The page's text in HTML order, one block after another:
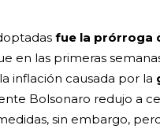
fue la prórroga
en las primeras
inflación causada por la
Bolsonaro redujo a
sin embargo,